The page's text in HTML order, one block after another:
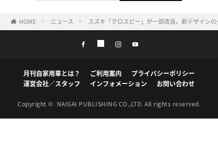
HOME ニュース スズキ「クロスビー」が一部改良。新デザイン
月刊自家用車とは？ ご利用案内
プライバシーポリシー
運営会社／スタッフ
インフォメーション お問い合わせ
Copyright © NAIGAI PUBLISHING CO.,LTD. All rights reserved.